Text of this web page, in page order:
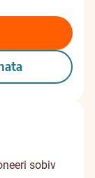
sobiv